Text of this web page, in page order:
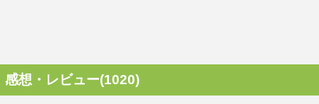
感想・レビュー(1020)